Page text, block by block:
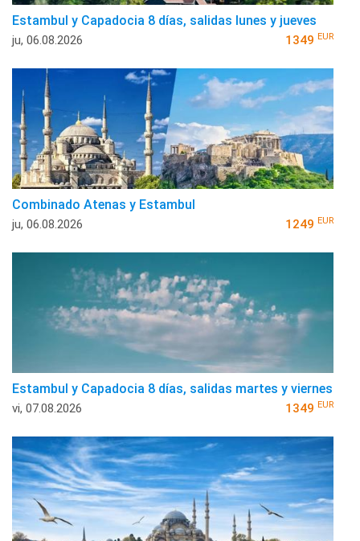
Estambul y Capadocia 8 días, salidas lunes y jueves
ju, 06.08.2026 1349 EUR
Combinado Atenas y Estambul
ju, 06.08.2026 1249 EUR
Estambul y Capadocia 8 días, salidas martes y viernes
vi, 07.08.2026 1349 EUR